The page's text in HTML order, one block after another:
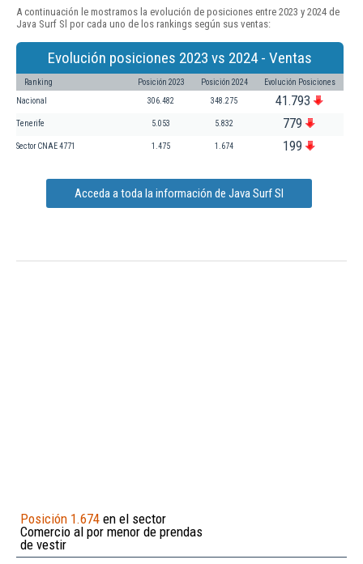
A continuación le mostramos la evolución de posiciones entre 2023 y 2024 de
Java Surf Sl por cada uno de los rankings según sus ventas:
Evolución posiciones 2023 vs 2024 - Ventas
Ranking Posición 2023 Posición 2024 Evolución Posiciones
Nacional 306.482 348.275 41.793
Tenerife 5.053 5.832 779
Sector CNAE 4771 1.475 1.674 199
Acceda a toda la información de Java Surf Sl
Posición 1.674 en el sector
Comercio al por menor de prendas
de vestir